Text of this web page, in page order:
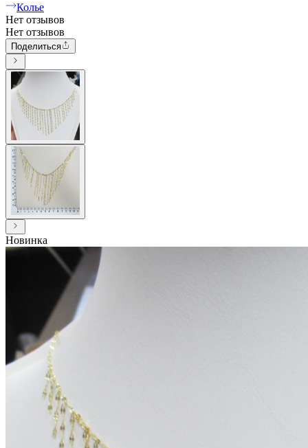
Колье
Нет отзывов
Нет отзывов
Поделиться
Новинка